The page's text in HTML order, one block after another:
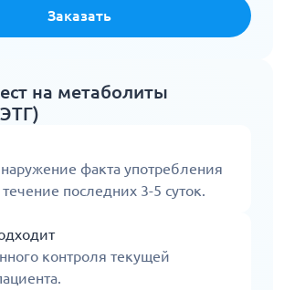
Заказать
на метаболиты
факта употребления
последних 3-5 суток.
контроля текущей